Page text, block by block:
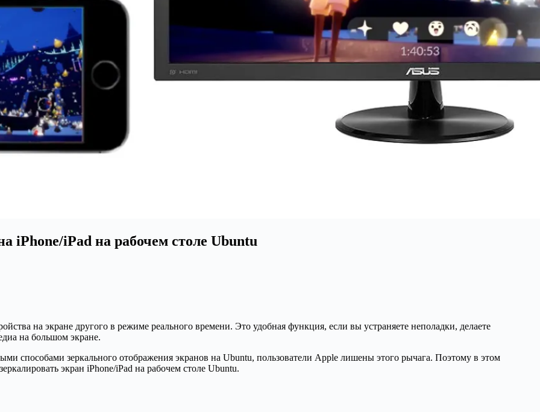
iPhone/iPad на рабочем столе Ubuntu
на экране другого в режиме реального времени. Это удобная функция, если вы устраняете неполадки, делаете
на большом экране.
способами зеркального отображения экранов на Ubuntu, пользователи Apple лишены этого рычага. Поэтому в этом
экран iPhone/iPad на рабочем столе Ubuntu.